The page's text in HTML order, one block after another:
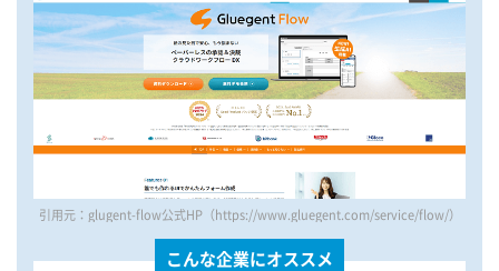
引用元：glugent-flow公式HP（https://www.gluegent.com/service/flow/）
こんな企業にオススメ